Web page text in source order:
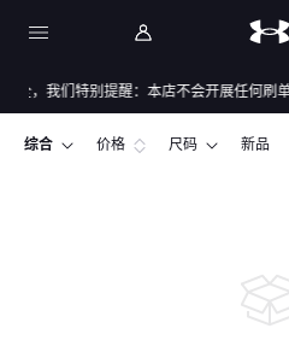
，我们特别提醒：本店不会开展任何刷
综合 价格 尺码 新品